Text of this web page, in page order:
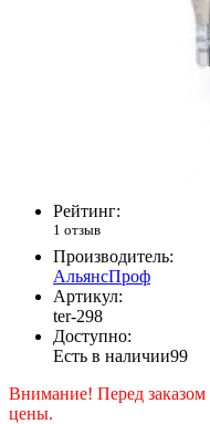
Рейтинг:
1 отзыв
Производитель:
АльянсПроф
Артикул:
ter-298
Доступно:
Есть в наличии99
Внимание! Перед заказом
цены.